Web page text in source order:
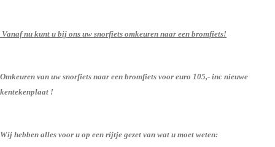
Vanaf nu kunt u bij ons uw snorfiets omkeuren naar een bromfiets!
Omkeuren van uw snorfiets naar een bromfiets voor euro 105,- inc nieuwe
kentekenplaat !
Wij hebben alles voor u op een rijtje gezet van wat u moet weten: